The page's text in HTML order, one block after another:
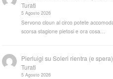
Turati
5 Agosto 2026
Servono cloun al circo potete
scorsa stagione pietosi e ora cosa…
Pierluigi suSoleri rientra (e
Turati
5 Agosto 2026